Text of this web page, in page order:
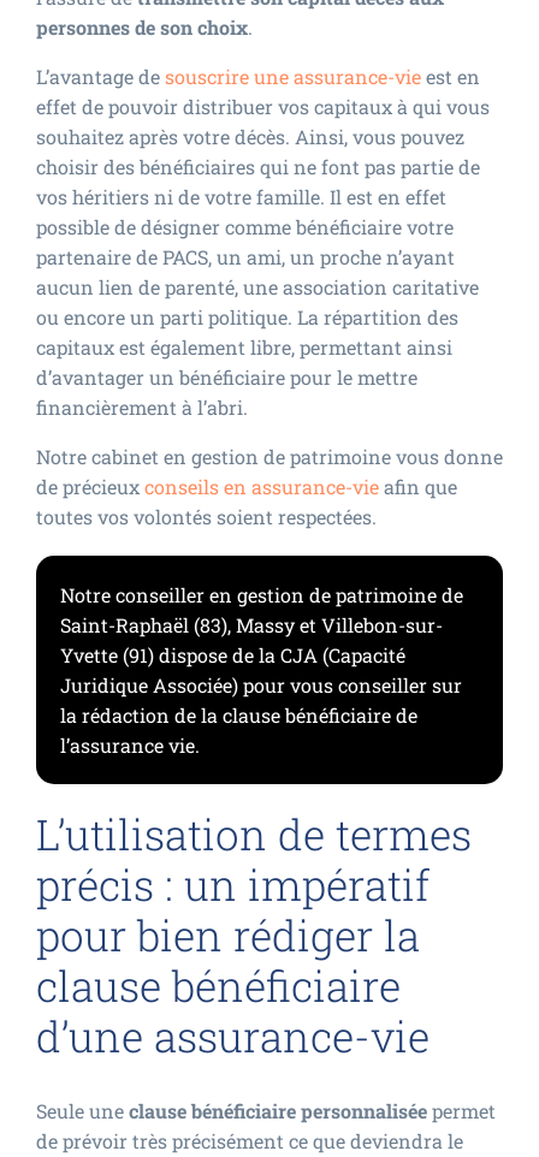
personnes de son choix.
L’avantage desouscrire une assurance-vieest en
effet de pouvoir distribuer vos capitaux à qui vous
souhaitez après votre décès. Ainsi, vous pouvez
choisir des bénéficiaires qui ne font pas partie de
vos héritiers ni de votre famille. Il est en effet
possible de désigner comme bénéficiaire votre
partenaire de PACS, un ami, un proche n’ayant
aucun lien de parenté, une association caritative
ou encore un parti politique. La répartition des
capitaux est également libre, permettant ainsi
d’avantager un bénéficiaire pour le mettre
financièrement à l’abri.
Notre cabinet en gestion de patrimoine vous donne
de précieuxconseils en assurance-vieafin que
toutes vos volontés soient respectées.
Notre conseiller en gestion de patrimoine de
Saint-Raphaël (83), Massy et Villebon-sur-
Yvette (91) dispose de la CJA (Capacité
Juridique Associée) pour vous conseiller sur
la rédaction de la clause bénéficiaire de
l’assurance vie.
L’utilisation de termes
précis : un impératif
pour bien rédiger la
clause bénéficiaire
d’une assurance-vie
Seule uneclause bénéficiaire personnaliséepermet
de prévoir très précisément ce que deviendra le